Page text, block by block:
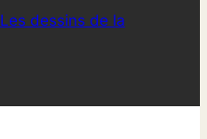
Les dessins de la